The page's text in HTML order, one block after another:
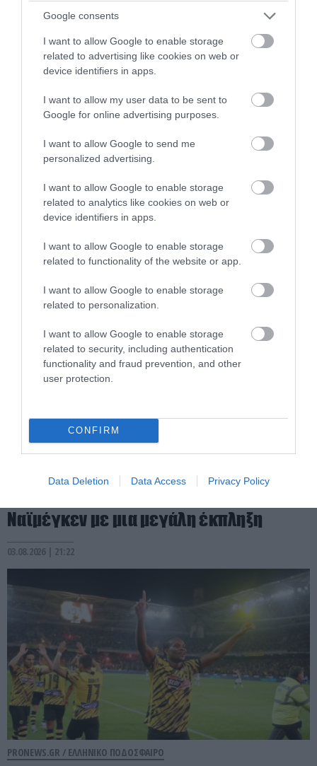
Google consents
I want to allow Google to enable storage
related to advertising like cookies on web or
device identifiers in apps.
I want to allow my user data to be sent to
Google for online advertising purposes.
I want to allow Google to send me
personalized advertising.
I want to allow Google to enable storage
related to analytics like cookies on web or
device identifiers in apps.
I want to allow Google to enable storage
related to functionality of the website or app.
I want to allow Google to enable storage
related to personalization.
I want to allow Google to enable storage
related to security, including authentication
functionality and fraud prevention, and other
user protection.
CONFIRM
Data Deletion Data Access Privacy Policy
Ο Δ.Γιαννούλης επιστρέφει στον ΠΑΟΚ:
Το ποσό της μεταγραφής από την
Άουγκσμπουρκ και το συμβόλαιό του
PRONEWS.GR / ΕΛΛΗΝΙΚΟ ΠΟΔΟΣΦΑΙΡΟ
Ναϊμέγκεν με μια μεγάλη έκπληξη
03.08.2026 | 21:22
PRONEWS.GR / ΕΛΛΗΝΙΚΟ ΠΟΔΟΣΦΑΙΡΟ